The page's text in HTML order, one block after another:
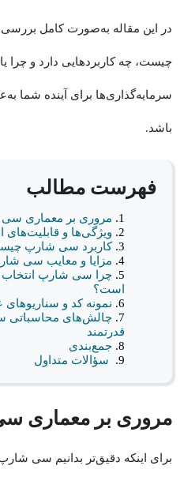
چیست، چه کاربردهایی دارد و چرا
سرمایه‌گذاری‌ها برای آینده شما
باشد.
فهرست مطالب
مروری بر معماری
ویژگی‌ها و
کاربرد سی شارپ
مزایا و معایب سی
چرا سی شارپ انتخاب
است؟
نمونه کد و
چالش‌های محاسباتی
قدرتمند
جمع‌بندی
سؤالات متداول
مروری بر معماری
برای اینکه دقیق‌تر بدانیم سی